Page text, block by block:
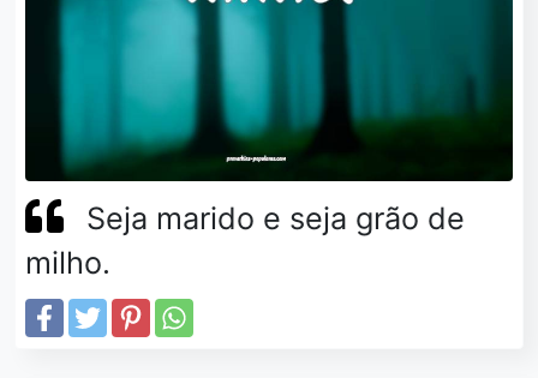
Seja marido e seja grão de
milho.